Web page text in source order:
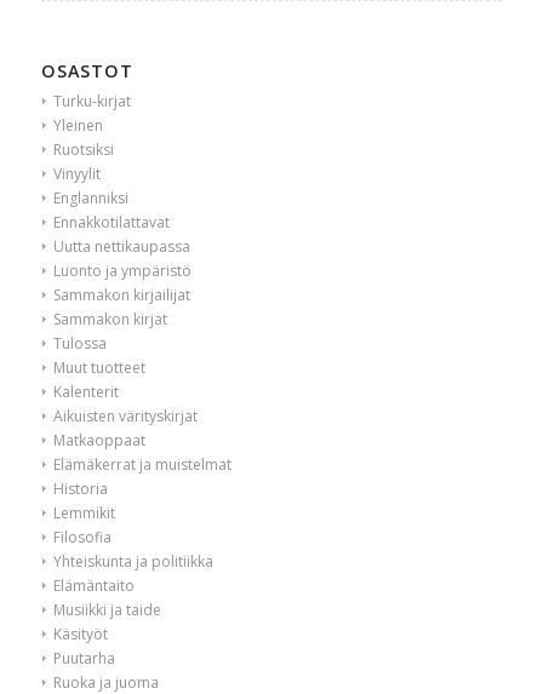
OSASTOT
Turku-kirjat
Yleinen
Ruotsiksi
Vinyylit
Englanniksi
Ennakkotilattavat
Uutta nettikaupassa
Luonto ja ympäristö
Sammakon kirjailijat
Sammakon kirjat
Tulossa
Muut tuotteet
Kalenterit
Aikuisten värityskirjat
Matkaoppaat
Elämäkerrat ja muistelmat
Historia
Lemmikit
Filosofia
Yhteiskunta ja politiikka
Elämäntaito
Musiikki ja taide
Käsityöt
Puutarha
Ruoka ja juoma